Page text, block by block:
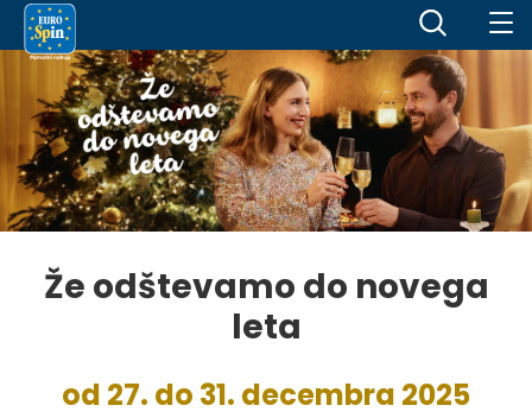
Že odštevamo do novega
leta
od 27. do 31. decembra 2025